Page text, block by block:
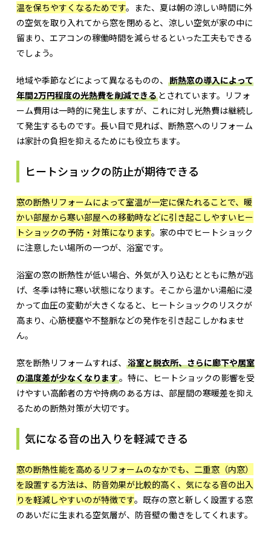
温を保ちやすくなるためです。また、夏は朝の涼しい時間に外
の空気を取り入れてから窓を閉めると、涼しい空気が家の中に
留まり、エアコンの稼働時間を減らせるといった工夫もできる
でしょう。
地域や季節などによって異なるものの、 断熱窓の導入によって
年間2万円程度の光熱費を削減できるとされています。リフォ
ーム費用は一時的に発生しますが、これに対し光熱費は継続し
て発生するものです。長い目で見れば、断熱窓へのリフォーム
は家計の負担を抑えるためにも役立ちます。
ヒートショックの防止が期待できる
窓の断熱リフォームによって室温が一定に保たれることで、暖
かい部屋から寒い部屋への移動時などに引き起こしやすいヒー
トショックの予防・対策になります。家の中でヒートショック
に注意したい場所の一つが、浴室です。
浴室の窓の断熱性が低い場合、外気が入り込むとともに熱が逃
げ、冬季は特に寒い状態になります。そこから温かい湯船に浸
かって血圧の変動が大きくなると、ヒートショックのリスクが
高まり、心筋梗塞や不整脈などの発作を引き起こしかねませ
ん。
窓を断熱リフォームすれば、 浴室と脱衣所、さらに廊下や居室
の温度差が少なくなります。特に、ヒートショックの影響を受
けやすい高齢者の方や持病のある方は、部屋間の寒暖差を抑え
るための断熱対策が大切です。
気になる音の出入りを軽減できる
窓の断熱性能を高めるリフォームのなかでも、二重窓（内窓）
を設置する方法は、防音効果が比較的高く、気になる音の出入
りを軽減しやすいのが特徴です。既存の窓と新しく設置する窓
のあいだに生まれる空気層が、防音壁の働きをしてくれます。